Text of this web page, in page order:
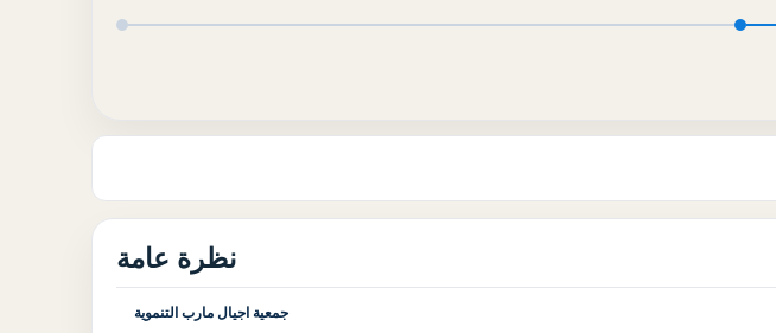
نظرة عامة
جمعية اجيال مارب التنموية